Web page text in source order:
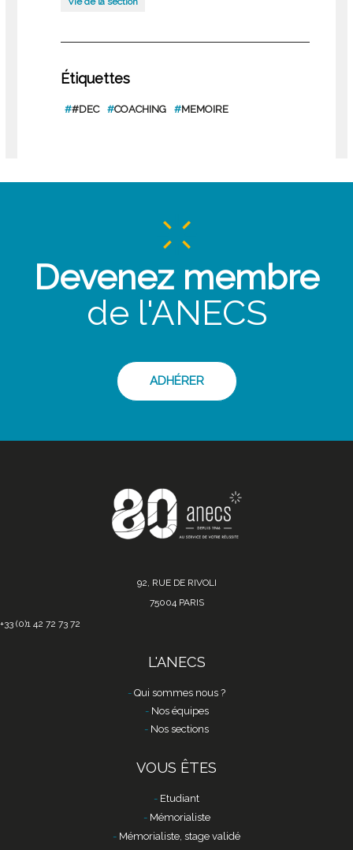
Étiquettes
##DEC #COACHING #MEMOIRE
Devenez membre
de l'ANECS
ADHÉRER
92, RUE DE RIVOLI
75004 PARIS
+33 (0)1 42 72 73 72
L'ANECS
Qui sommes nous ?
Nos équipes
Nos sections
VOUS ÊTES
Etudiant
Mémorialiste
Mémorialiste, stage validé